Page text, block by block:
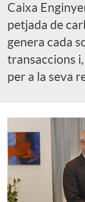
i
a
l
Caixa
petjada de
genera cada
transaccions
per a la seva